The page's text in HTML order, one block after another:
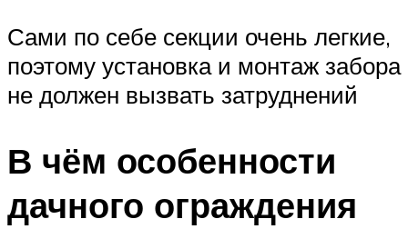
Сами по себе секции очень легкие,
поэтому установка и монтаж забора
не должен вызвать затруднений
В чём особенности
дачного ограждения